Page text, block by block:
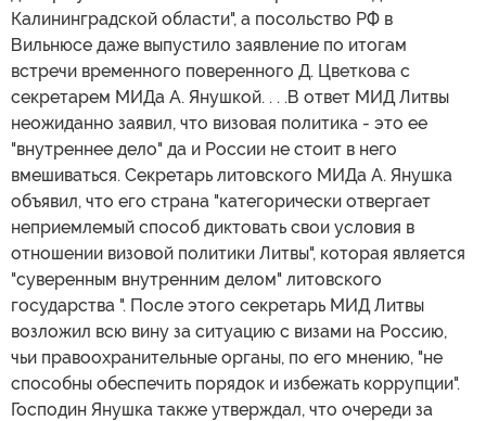
Калининградской области", а посольство РФ в
Вильнюсе даже выпустило заявление по итогам
встречи временного поверенного Д. Цветкова с
секретарем МИДа А. Янушкой. . . .В ответ МИД Литвы
неожиданно заявил, что визовая политика - это ее
"внутреннее дело" да и России не стоит в него
вмешиваться. Секретарь литовского МИДа А. Янушка
объявил, что его страна "категорически отвергает
неприемлемый способ диктовать свои условия в
отношении визовой политики Литвы", которая является
"суверенным внутренним делом" литовского
государства ". После этого секретарь МИД Литвы
возложил всю вину за ситуацию с визами на Россию,
чьи правоохранительные органы, по его мнению, "не
способны обеспечить порядок и избежать коррупции".
Господин Янушка также утверждал, что очереди за